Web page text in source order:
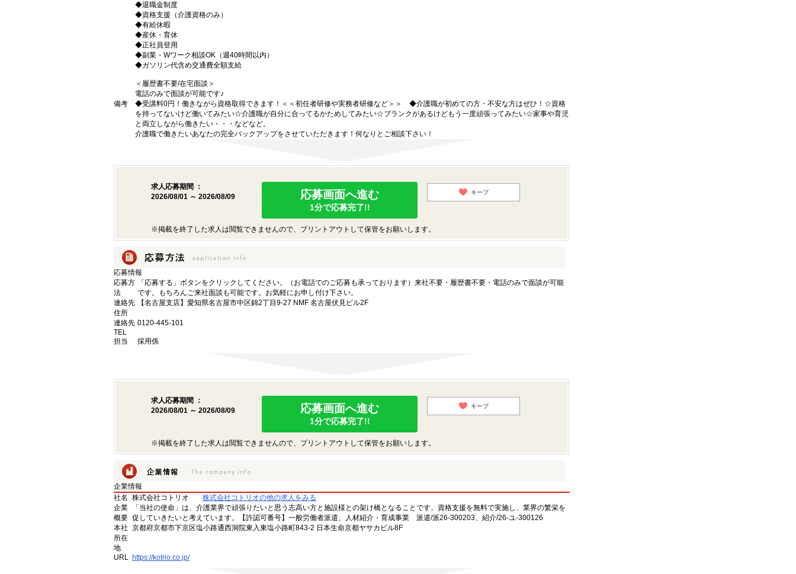
◆退職金制度
◆資格支援（介護資格のみ）
◆有給休暇
◆産休・育休
◆正社員登用
◆副業・Wワーク相談OK（週40時間以内）
◆ガソリン代含め交通費全額支給
＜履歴書不要/在宅面談＞
電話のみで面談が可能です♪
備考
◆受講料0円！働きながら資格取得できます！＜＜初任者研修や実務者研修など＞＞ ◆介護職が初めての方・不安な方はぜひ！☆資格
を持ってないけど働いてみたい☆介護職が自分に合ってるかためしてみたい☆ブランクがあるけどもう一度頑張ってみたい☆家事や育児
と両立しながら働きたい・・・などなど。
介護職で働きたいあなたの完全バックアップをさせていただきます！何なりとご相談下さい！
求人応募期間 ：
2026/08/01 ～ 2026/08/09
応募画面へ進む
1分で応募完了!!
キープ
※掲載を終了した求人は閲覧できませんので、プリントアウトして保管をお願いします。
応募情報
応募方
法
「応募する」ボタンをクリックしてください。（お電話でのご応募も承っております）来社不要・履歴書不要・電話のみで面談が可能
です。もちろんご来社面談も可能です。お気軽にお申し付け下さい。
連絡先
住所
【名古屋支店】愛知県名古屋市中区錦2丁目9-27 NMF 名古屋伏見ビル2F
連絡先
TEL
0120-445-101
担当 採用係
求人応募期間 ：
2026/08/01 ～ 2026/08/09
応募画面へ進む
1分で応募完了!!
キープ
※掲載を終了した求人は閲覧できませんので、プリントアウトして保管をお願いします。
企業情報
社名
株式会社コトリオ
株式会社コトリオの他の求人をみる
企業
概要
「当社の使命」は、介護業界で頑張りたいと思う志高い方と施設様との架け橋となることです。資格支援を無料で実施し、業界の繁栄を
促していきたいと考えています。【許認可番号】一般労働者派遣、人材紹介・育成事業 派遣/派26-300203、紹介/26-ユ-300126
本社
所在
地
京都府京都市下京区塩小路通西洞院東入東塩小路町843-2 日本生命京都ヤサカビル8F
URL https://kotrio.co.jp/